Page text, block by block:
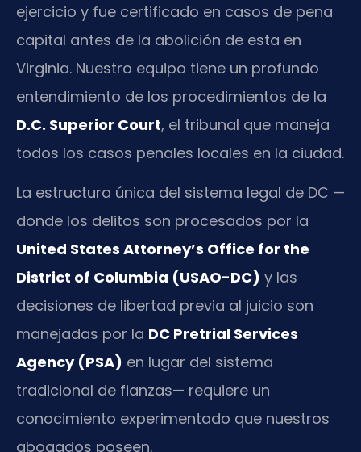
ejercicio y fue certificado en casos de pena
capital antes de la abolición de esta en
Virginia. Nuestro equipo tiene un profundo
entendimiento de los procedimientos de la
D.C. Superior Court, el tribunal que maneja
todos los casos penales locales en la ciudad.
La estructura única del sistema legal de DC —
donde los delitos son procesados por la
United States Attorney’s Office for the
District of Columbia (USAO-DC) y las
decisiones de libertad previa al juicio son
manejadas por la DC Pretrial Services
Agency (PSA) en lugar del sistema
tradicional de fianzas— requiere un
conocimiento experimentado que nuestros
abogados poseen.